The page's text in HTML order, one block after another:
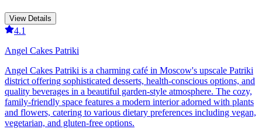
View Details
4.1
Angel Cakes Patriki
Angel Cakes Patriki is a charming café in Moscow's upscale Patriki
district offering sophisticated desserts, health-conscious options, and
quality beverages in a beautiful garden-style atmosphere. The cozy,
family-friendly space features a modern interior adorned with plants
and flowers, catering to various dietary preferences including vegan,
vegetarian, and gluten-free options.